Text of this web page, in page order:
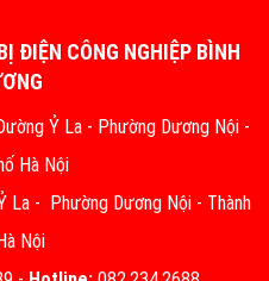
ĐIỆN CÔNG NGHIỆP BÌNH
Ỷ La - Phường Dương Nội -
Hà Nội
- Phường Dương Nội - Thành
Nội